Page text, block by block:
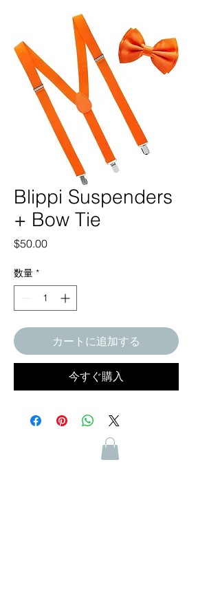
Blippi Suspenders
+ Bow Tie
$50.00価
数量 *
カートに追加する
今すぐ購入